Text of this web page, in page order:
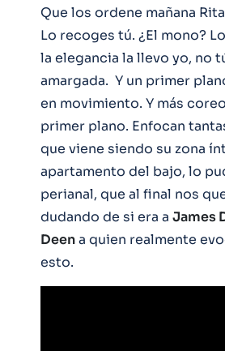
Que los ordene mañana
Lo recoges tú. ¿El mono?
la elegancia la llevo yo, no
amargada. Y un primer
en movimiento. Y más
primer plano. Enfocan
que viene siendo su zona
apartamento del bajo, lo
perianal, que al final nos
dudando de si era a James
Deena quien realmente
esto.